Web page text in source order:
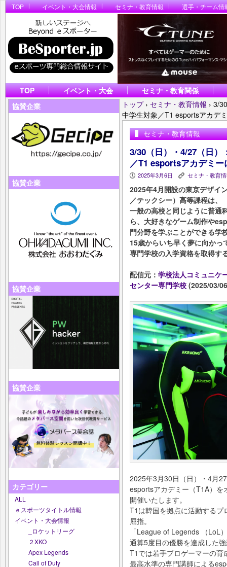
TOP イベント・大会情報 セミナ・教育情報 選手・チーム情
TOP イベント・大会
セミナ・教育関係
協賛企業
協賛企業
協賛企業
協賛企業
カテゴリー
ALL
ｅスポーツタイトル情報
イベント・大会情報
_ロケットリーグ
２XKO
Apex Legends
Call of Duty
トップ › セミナ・教育情報 › 3/
中学生対象／T1 esportsアカデ
セミナ・教育情報
3/30（日）・4/27（日
／T1 esportsアカデミ
P 2025年3月6日 K セミナ・教育
2025年4⽉開設の東京デザイ
／テックシー）⾼等課程は、
⼀般の⾼校と同じように普通
ら、⼤好きなゲーム制作や
⾨分野を学ぶことができる学
15歳からいち早く夢に向かっ
専⾨学校の⼊学資格を取得す
配信元： 学校法人コミュニケ
センター専門学校 (2025/03/
2025年3月30日（日）・4月
esportsアカデミー（T1A）を
開催いたします。
T1は韓国を拠点に活動する
屈指。
「League of Legends （LoL
通算5度目の優勝を達成した
T1では若手プロゲーマーの
最高水準の専門講師による